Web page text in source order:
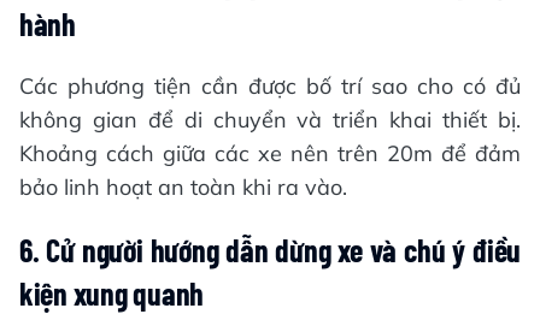
hành
Các phương tiện cần được bố trí sao cho có đủ
không gian để di chuyển và triển khai thiết bị.
Khoảng cách giữa các xe nên trên 20m để đảm
bảo linh hoạt an toàn khi ra vào.
6. Cử người hướng dẫn dừng xe và chú ý điều
kiện xung quanh